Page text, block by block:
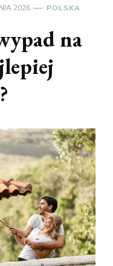
2026 POLSKA
na